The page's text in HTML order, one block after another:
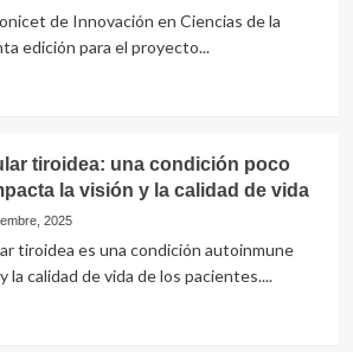
de Innovación en Ciencias de la
edición para el proyecto...
tiroidea: una condición poco
la visión y la calidad de vida
2025
tiroidea es una condición autoinmune
la calidad de vida de los pacientes....